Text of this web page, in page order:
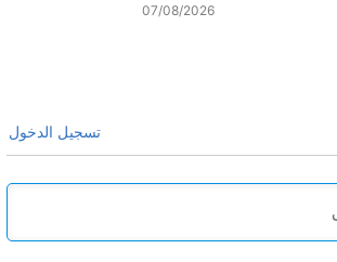
07/08/2026
تسجيل الدخول